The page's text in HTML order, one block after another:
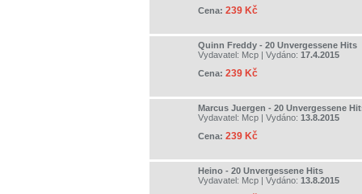
Cena: 239 Kč
Quinn Freddy - 20 Unvergessene Hits
Vydavatel: Mcp | Vydáno: 17.4.2015
Cena: 239 Kč
Marcus Juergen - 20 Unvergessene
Vydavatel: Mcp | Vydáno: 13.8.2015
Cena: 239 Kč
Heino - 20 Unvergessene Hits
Vydavatel: Mcp | Vydáno: 13.8.2015